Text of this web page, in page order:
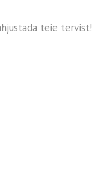
teie tervist!